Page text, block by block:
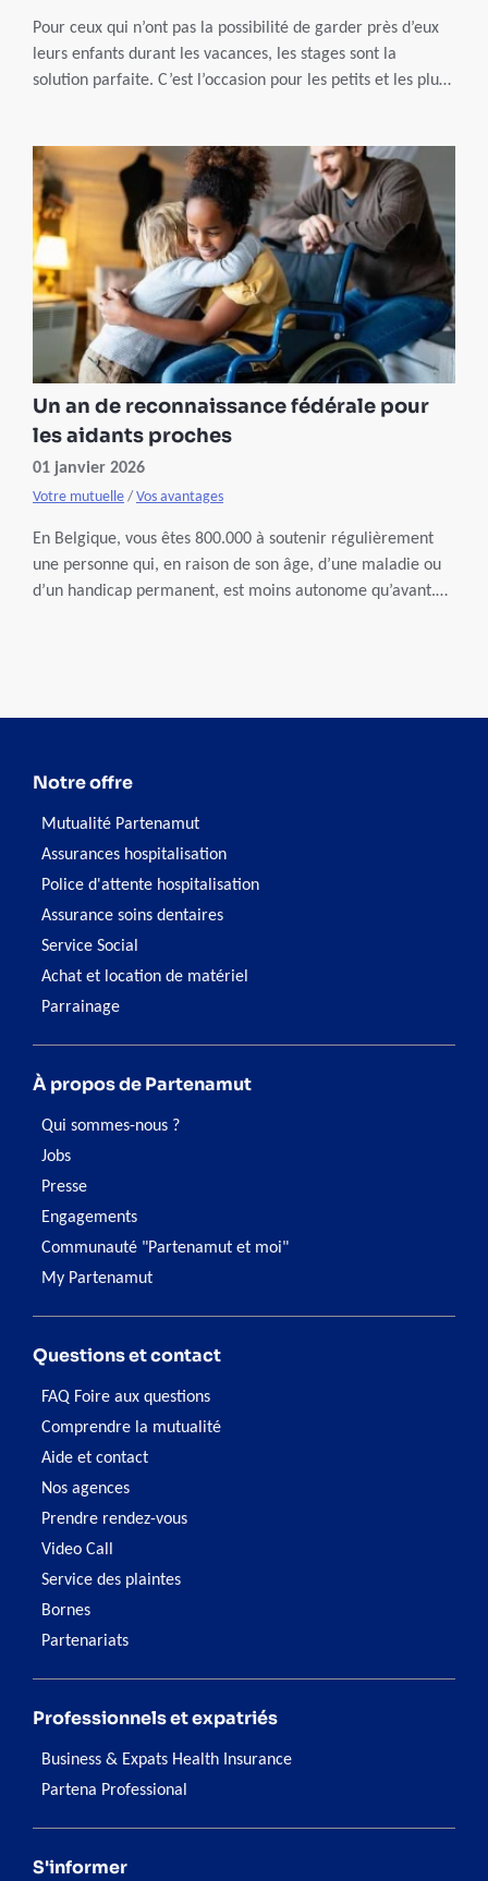
Pour ceux qui n’ont pas la possibilité de garder près d’eux
leurs enfants durant les vacances, les stages sont la
solution parfaite. C’est l’occasion pour les petits et les plus
avantageuses grâce à nos partenaires !
Un an de reconnaissance fédérale pour
les aidants proches
01 janvier 2026
Votre mutuelle / Vos avantages
En Belgique, vous êtes 800.000 à soutenir régulièrement
une personne qui, en raison de son âge, d’une maladie ou
d’un handicap permanent, est moins autonome qu’avant.
Notre offre
Mutualité Partenamut
Assurances hospitalisation
Police d'attente hospitalisation
Assurance soins dentaires
Service Social
Achat et location de matériel
Parrainage
À propos de Partenamut
Qui sommes-nous ?
Jobs
Presse
Engagements
Communauté "Partenamut et moi"
My Partenamut
Questions et contact
FAQ Foire aux questions
Comprendre la mutualité
Aide et contact
Nos agences
Prendre rendez-vous
Video Call
Service des plaintes
Bornes
Partenariats
Professionnels et expatriés
Business & Expats Health Insurance
Partena Professional
S'informer